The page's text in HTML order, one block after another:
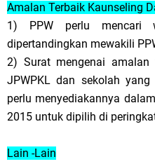
Amalan Terbaik Kaunseling
1) PPW perlu mencari
dipertandingkan mewakili
2) Surat mengenai
JPWPKL dan sekolah
perlu menyediakannya
2015 untuk dipilih di
Lain -Lain